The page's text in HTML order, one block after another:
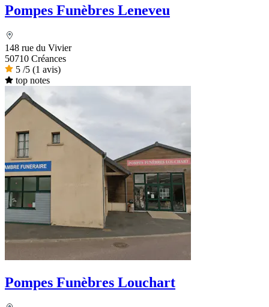
Pompes Funèbres Leneveu
148 rue du Vivier
50710 Créances
5 /5 (1 avis)
top notes
Pompes Funèbres Louchart